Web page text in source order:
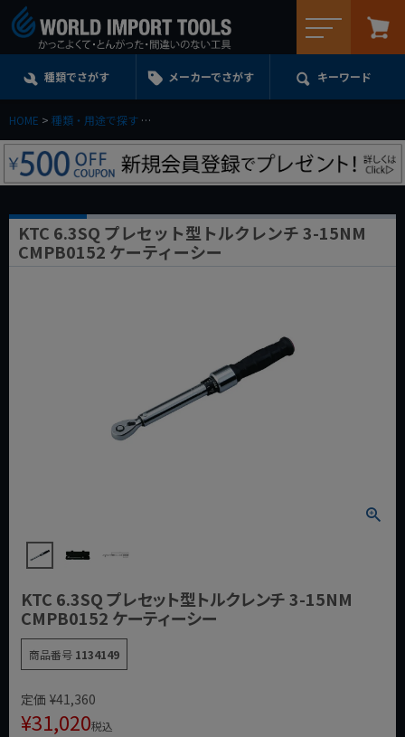
種類でさがす メーカーでさがす キーワード
HOME 種類・用途で探す
KTC 6.3SQ プレセット型トルクレンチ 3-15NM
CMPB0152 ケーティーシー
KTC 6.3SQ プレセット型トルクレンチ 3-15NM
CMPB0152 ケーティーシー
商品番号 1134149
定価 ¥41,360
¥31,020税込